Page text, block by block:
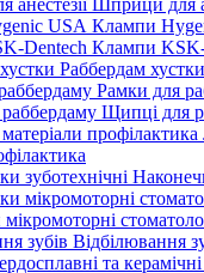
Шприци для
Клампи
Клампи
Раббердам хустки
Рамки для
Щипці для
Відбілювання